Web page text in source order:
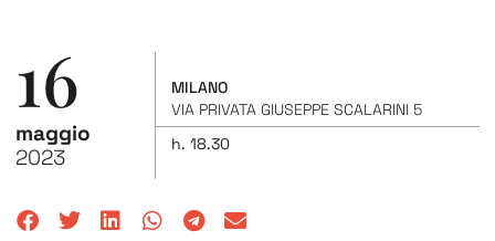
16
maggio
2023
MILANO
VIA PRIVATA GIUSEPPE SCALARINI 5
h. 18.30